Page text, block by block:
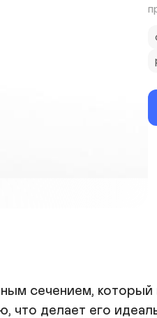
сечением, который
что делает его